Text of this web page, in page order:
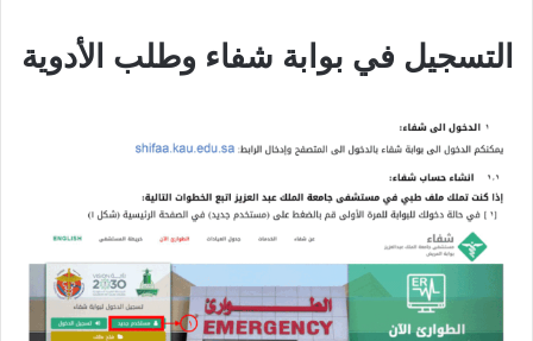
التسجيل في بوابة شفاء وطلب الأدوية